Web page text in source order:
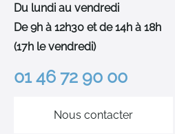
Du lundi au vendredi
De 9h à 12h30 et de 14h à 18h
(17h le vendredi)
01 46 72 90 00
Nous contacter